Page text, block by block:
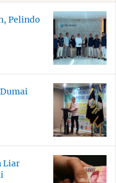
Pelindo
Liar